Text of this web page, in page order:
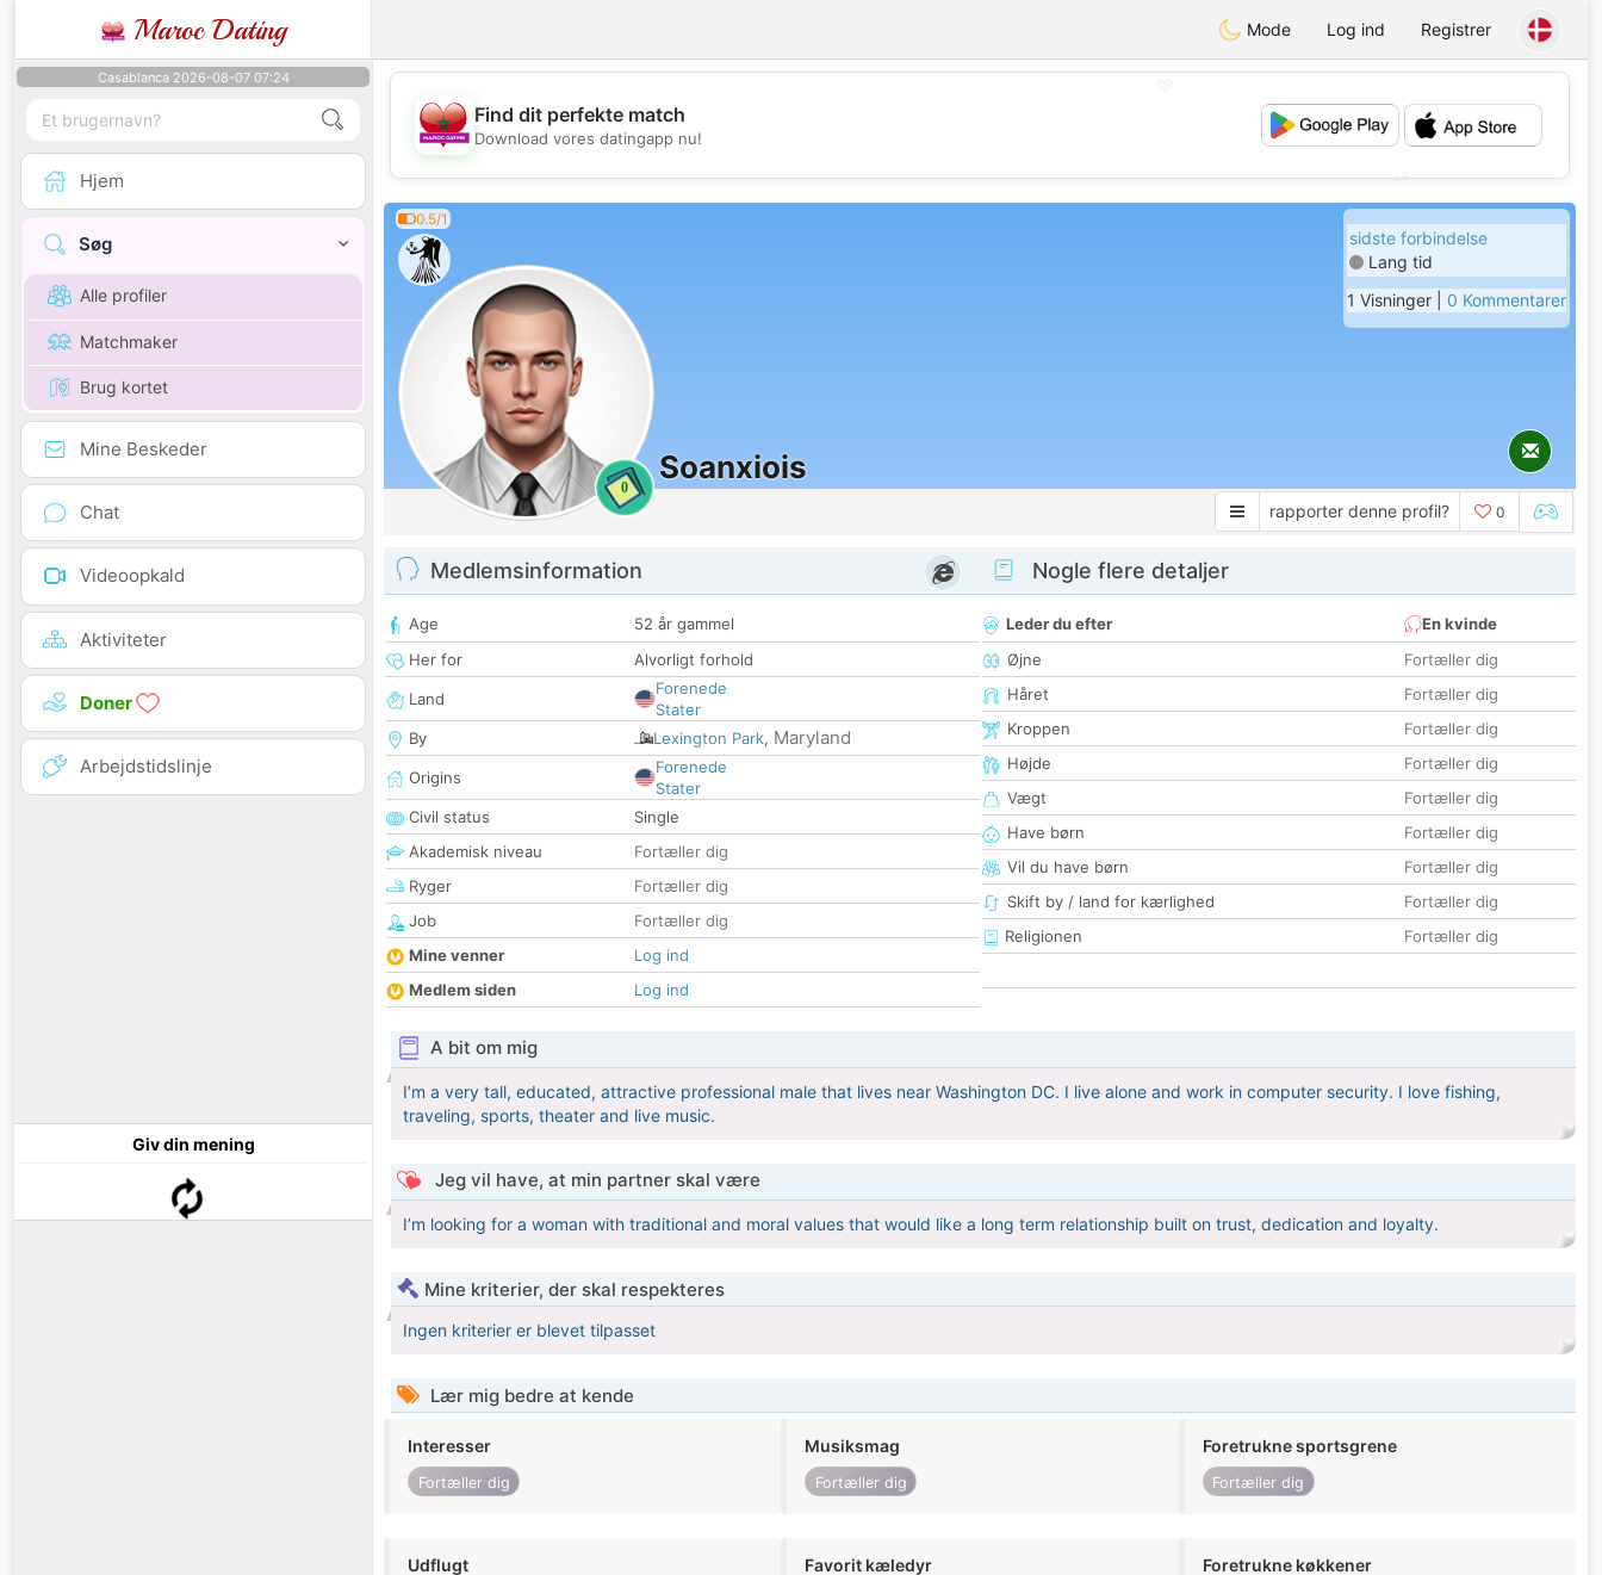
Maroc Dating Mode Log ind Registrer
Casablanca 2026-08-07 07:24
Hjem
Søg
Alle profiler
Matchmaker
Brug kortet
Mine Beskeder
Chat
Videoopkald
Aktiviteter
Doner
Arbejdstidslinje
Giv din mening
💖
💕
Find dit perfekte match
Download vores datingapp nu!
0.5/1
0
Soanxiois
sidste forbindelse
Lang tid
1 Visninger | 0 Kommentarer
rapporter denne profil? 0
Medlemsinformation
Age
52 år gammel
Her for
Alvorligt forhold
Land
Forenede
Stater
By
Lexington Park, Maryland
Origins
Forenede
Stater
Civil status
Single
Akademisk niveau
Fortæller dig
Ryger
Fortæller dig
Job
Fortæller dig
Mine venner
Log ind
Medlem siden
Log ind
Nogle flere detaljer
Leder du efter
En kvinde
Øjne
Fortæller dig
Håret
Fortæller dig
Kroppen
Fortæller dig
Højde
Fortæller dig
Vægt
Fortæller dig
Have børn
Fortæller dig
Vil du have børn
Fortæller dig
Skift by / land for kærlighed
Fortæller dig
Religionen
Fortæller dig
A bit om mig
I’m a very tall, educated, attractive professional male that lives near Washington DC. I live alone and work in computer security. I love fishing,
traveling, sports, theater and live music.
Jeg vil have, at min partner skal være
I’m looking for a woman with traditional and moral values that would like a long term relationship built on trust, dedication and loyalty.
Mine kriterier, der skal respekteres
Ingen kriterier er blevet tilpasset
Lær mig bedre at kende
Interesser
Fortæller dig
Musiksmag
Fortæller dig
Foretrukne sportsgrene
Fortæller dig
Udflugt Favorit kæledyr Foretrukne køkkener